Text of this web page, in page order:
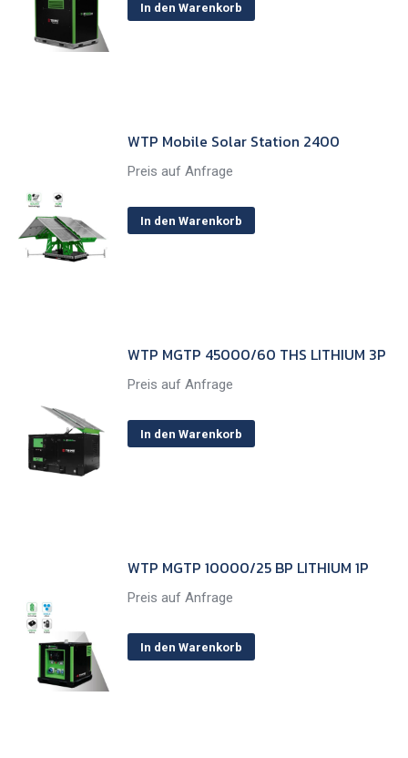
In den Warenkorb
WTP Mobile Solar Station 2400
Preis auf Anfrage
In den Warenkorb
WTP MGTP 45000/60 THS LITHIUM 3P
Preis auf Anfrage
In den Warenkorb
WTP MGTP 10000/25 BP LITHIUM 1P
Preis auf Anfrage
In den Warenkorb